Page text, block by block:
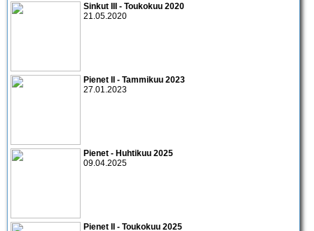
Sinkut III - Toukokuu 2020
21.05.2020
Pienet II - Tammikuu 2023
27.01.2023
Pienet - Huhtikuu 2025
09.04.2025
Pienet II - Toukokuu 2025